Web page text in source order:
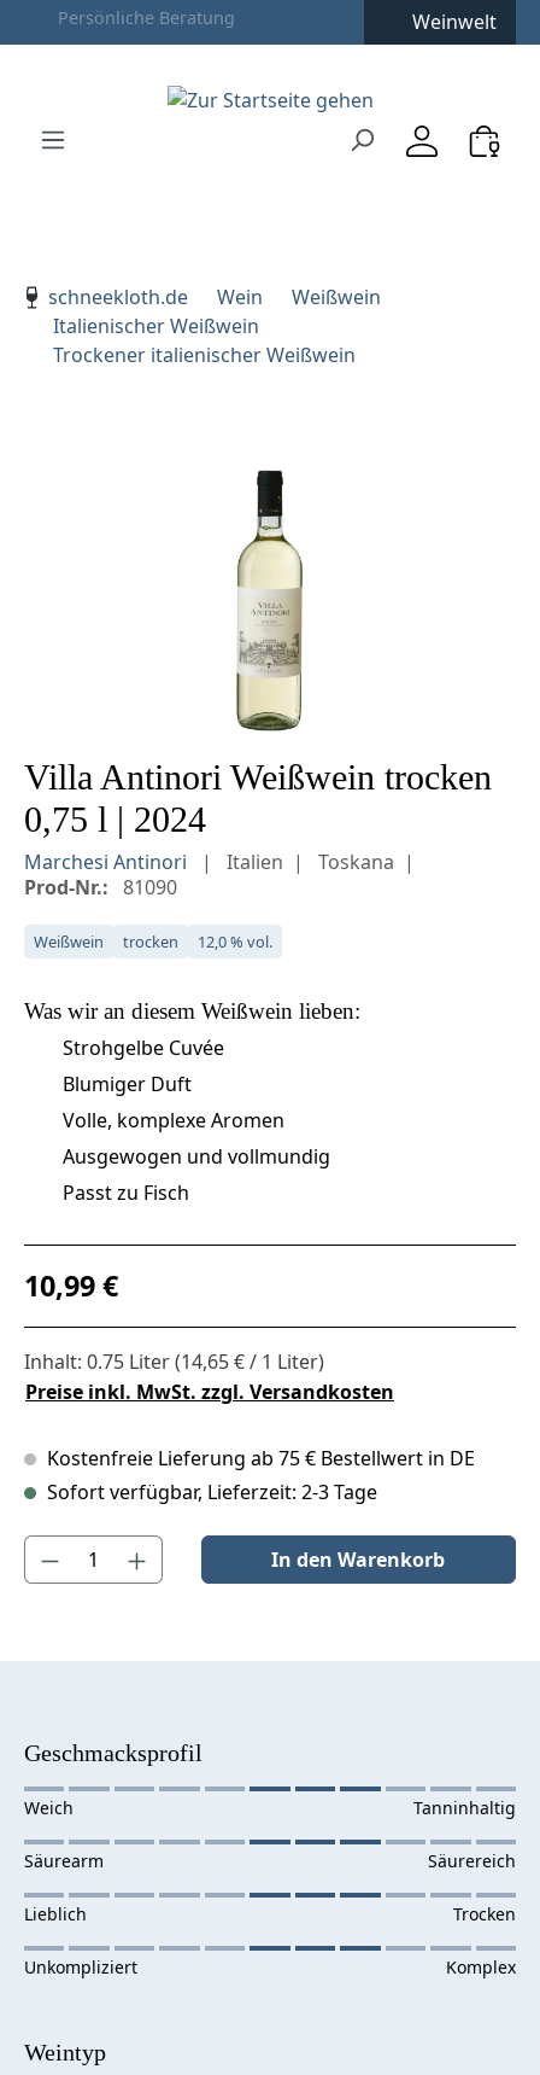
Zum Hauptinhalt springen
Zur Hauptnavigation springen
Weinwelt
schneekloth.de
Wein
Weißwein
Italienischer Weißwein
Trockener italienischer Weißwein
Bildergalerie überspringen
Villa Antinori Weißwein trocken
0,75 l | 2024
Marchesi Antinori Italien
Toskana
Prod-Nr.: 81090
Weißwein trocken 12,0 % vol.
Was wir an diesem Weißwein lieben:
Strohgelbe Cuvée
Blumiger Duft
Volle, komplexe Aromen
Ausgewogen und vollmundig
Passt zu Fisch
Regulärer Preis:
10,99 €
Inhalt: 0.75 Liter(14,65 € / 1 Liter)
Preise inkl. MwSt. zzgl. Versandkosten
Kostenfreie Lieferung ab 75 € Bestellwert in DE
Sofort verfügbar, Lieferzeit: 2-3 Tage
Produkt Anzahl: Gib den gewünschten Wert ein oder benutze
In den Warenkorb
Geschmacksprofil
Weintyp